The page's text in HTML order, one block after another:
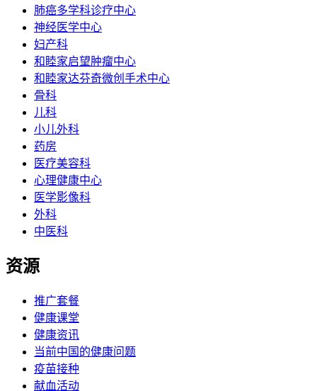
肺癌多学科诊疗中心
神经医学中心
妇产科
和睦家启望肿瘤中心
和睦家达芬奇微创手术中心
骨科
儿科
小儿外科
药房
医疗美容科
心理健康中心
医学影像科
外科
中医科
资源
推广套餐
健康课堂
健康资讯
当前中国的健康问题
疫苗接种
献血活动